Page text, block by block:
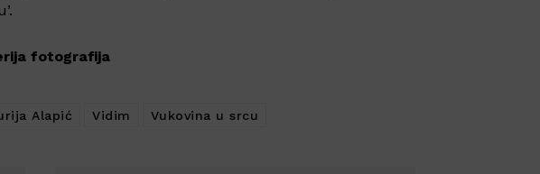
fotografija
Alapić Vidim Vukovina u srcu